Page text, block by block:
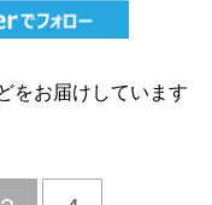
をお届けしています